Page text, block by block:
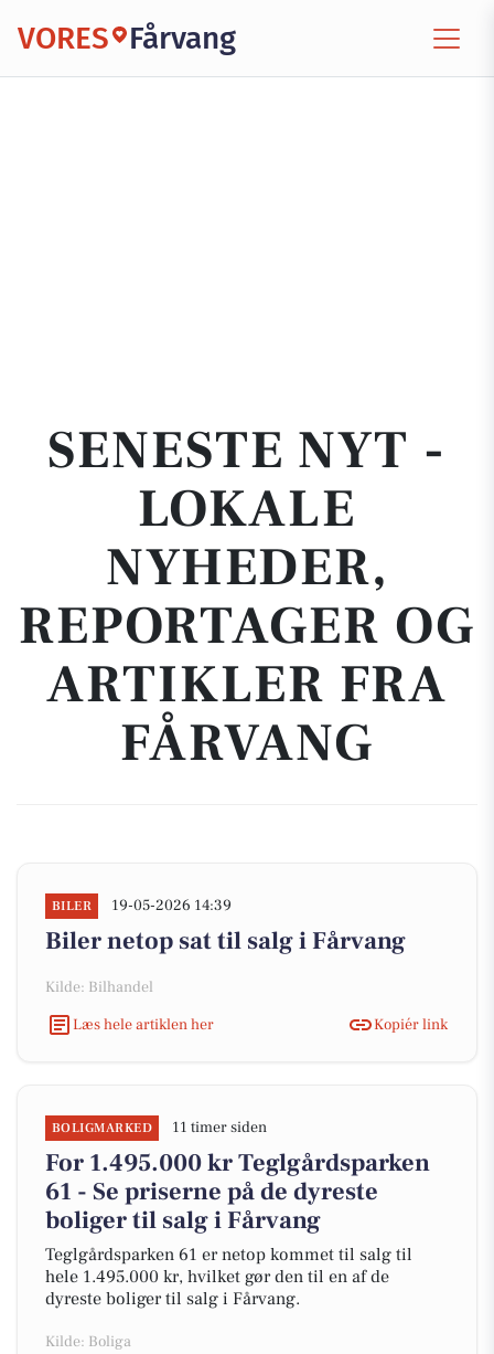
VORES Fårvang
SENESTE NYT -
LOKALE
NYHEDER,
REPORTAGER OG
ARTIKLER FRA
FÅRVANG
BILER 19-05-2026 14:39
Biler netop sat til salg i Fårvang
Kilde: Bilhandel
Læs hele artiklen her
Kopiér link
BOLIGMARKED 11 timer siden
For 1.495.000 kr Teglgårdsparken
61 - Se priserne på de dyreste
boliger til salg i Fårvang
Teglgårdsparken 61 er netop kommet til salg til
hele 1.495.000 kr, hvilket gør den til en af de
dyreste boliger til salg i Fårvang.
Kilde: Boliga